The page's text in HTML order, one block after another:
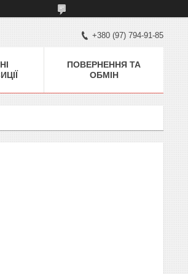
+380 (97) 794-91-85
ПОВЕРНЕННЯ ТА
ОБМІН